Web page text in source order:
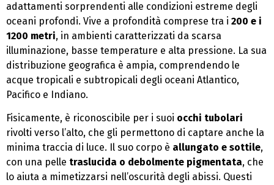
adattamenti sorprendenti alle condizioni estreme degli
oceani profondi. Vive a profondità comprese tra i 200 e i
1200 metri, in ambienti caratterizzati da scarsa
illuminazione, basse temperature e alta pressione. La sua
distribuzione geografica è ampia, comprendendo le
acque tropicali e subtropicali degli oceani Atlantico,
Pacifico e Indiano.
Fisicamente, è riconoscibile per i suoi occhi tubolari
rivolti verso l’alto, che gli permettono di captare anche la
minima traccia di luce. Il suo corpo è allungato e sottile,
con una pelle traslucida o debolmente pigmentata, che
lo aiuta a mimetizzarsi nell’oscurità degli abissi. Questi